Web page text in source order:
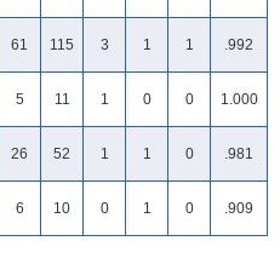
61 115 3 1 1 .992
5 11 1 0 0 1.000
26 52 1 1 0 .981
6 10 0 1 0 .909